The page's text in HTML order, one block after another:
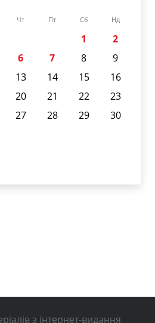
Чт Пт Сб Нд
1
2
6 7 8
9
13 14 15
16
20 21 22
23
27 28 29
30
з інтернет-видання